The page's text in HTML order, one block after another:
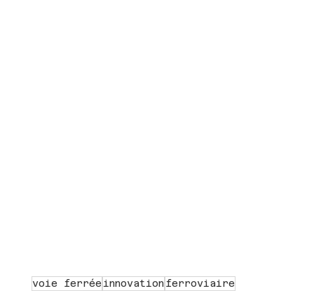
voie ferrée innovation ferroviaire